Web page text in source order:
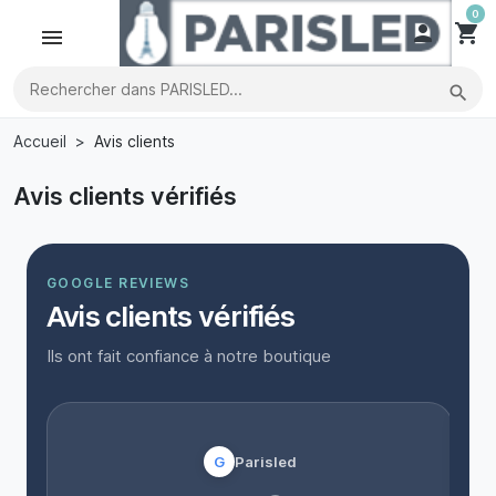
 shopping_cart
0
search
Accueil Avis clients
Avis clients vérifiés
GOOGLE REVIEWS
Avis clients vérifiés
Ils ont fait confiance à notre boutique
G Parisled